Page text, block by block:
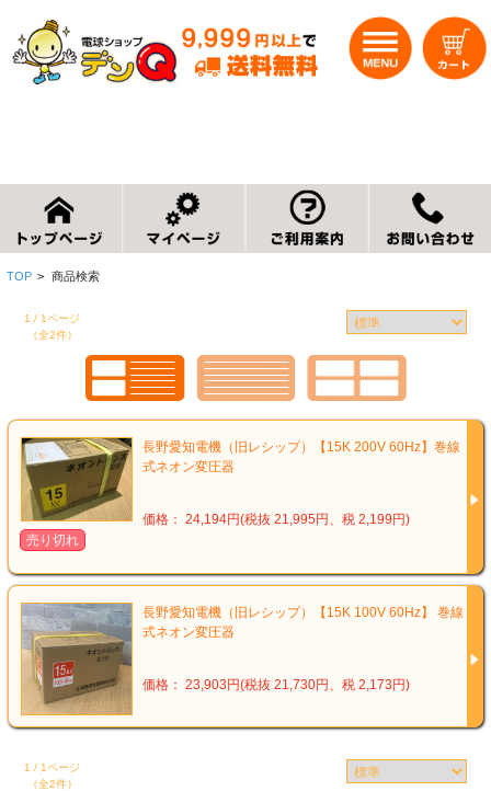
TOP > 商品検索
1 / 1ページ
（全2件）
長野愛知電機（旧レシップ）【15K 200V 60Hz】巻線
式ネオン変圧器
価格： 24,194円(税抜 21,995円、税 2,199円)
売り切れ
長野愛知電機（旧レシップ）【15K 100V 60Hz】 巻線
式ネオン変圧器
価格： 23,903円(税抜 21,730円、税 2,173円)
1 / 1ページ
（全2件）